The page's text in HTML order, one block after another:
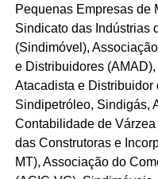
Pequenas Empresas de
Sindicato das Indústrias
(Sindimóvel),
e Distribuidores
Atacadista e Distribuidor
Sindipetróleo, Sindigás,
Contabilidade de
das Construtoras e
MT), Associação do